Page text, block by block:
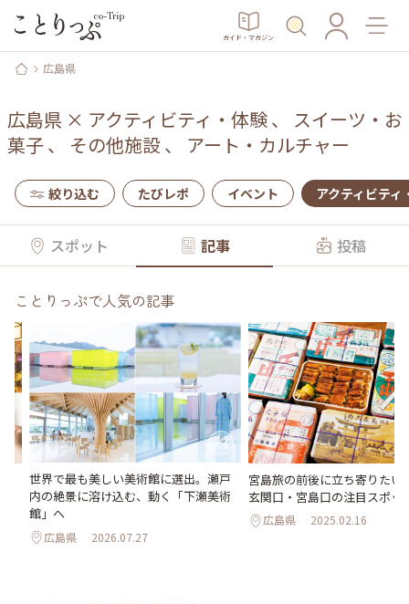
ガイド・マガジン
広島県
広島県 × アクティビティ・体験、 スイーツ・お
菓子、 その他施設、 アート・カルチャー
絞り込む たびレポ イベント アクティビティ
スポット 記事 投稿
ことりっぷで人気の記事
世界で最も美しい美術館に選出。瀬戸
内の絶景に溶け込む、動く「下瀬美術
館」へ
広島県 2026.07.27
宮島旅の前後に立ち寄りたい
玄関口・宮島口の注目スポッ
広島県 2025.02.16